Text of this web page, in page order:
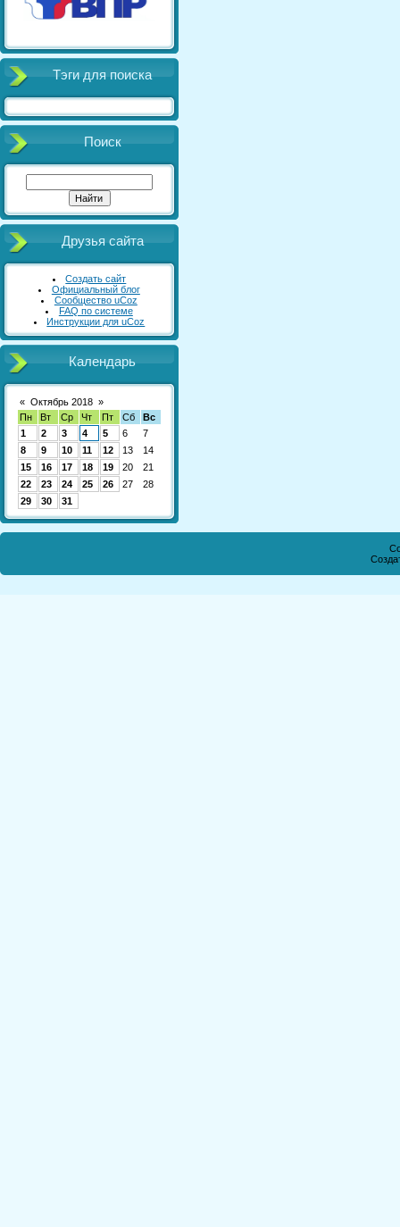
Тэги для поиска
Поиск
Друзья сайта
Создать сайт
Официальный блог
Сообщество uCoz
FAQ по системе
Инструкции для uCoz
Календарь
« Октябрь 2018 »
Пн
Вт Ср Чт Пт Сб
Вс
1
2 3 4 5 6
7
8
9 10 11 12 13
14
15
16 17 18 19 20
21
22
23 24 25 26 27
28
29
30 31